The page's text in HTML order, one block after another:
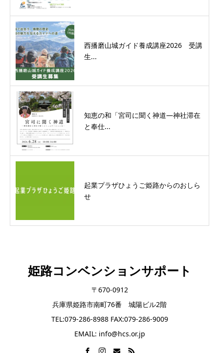
西播磨山城ガイド養成講座2026 受講
生...
知恵の和「宮司に聞く神道―神社滞在
と奉仕...
起業プラザひょうご姫路からのおしら
せ
姫路コンベンションサポート
〒670-0912
兵庫県姫路市南町76番 城陽ビル2階
TEL:079-286-8988 FAX:079-286-9009
EMAIL: info@hcs.or.jp